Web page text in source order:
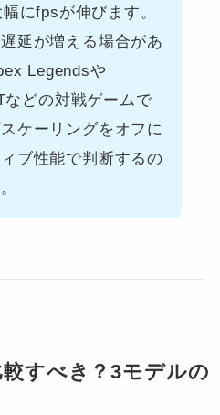
にfpsが伸びます。
延が増える場合があ
Legendsや
などの対戦ゲームで
ケーリングをオフに
ブ性能で判断するの
すべき？3モデルの